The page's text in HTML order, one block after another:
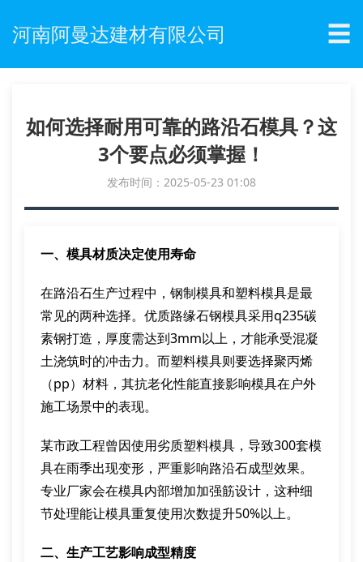
河南阿曼达建材有限公司 ☰
如何选择耐用可靠的路沿石模具？这
3个要点必须掌握！
发布时间：2025-05-23 01:08
一、模具材质决定使用寿命
在路沿石生产过程中，钢制模具和塑料模具是最
常见的两种选择。优质路缘石钢模具采用q235碳
素钢打造，厚度需达到3mm以上，才能承受混凝
土浇筑时的冲击力。而塑料模具则要选择聚丙烯
（pp）材料，其抗老化性能直接影响模具在户外
施工场景中的表现。
某市政工程曾因使用劣质塑料模具，导致300套模
具在雨季出现变形，严重影响路沿石成型效果。
专业厂家会在模具内部增加加强筋设计，这种细
节处理能让模具重复使用次数提升50%以上。
二、生产工艺影响成型精度